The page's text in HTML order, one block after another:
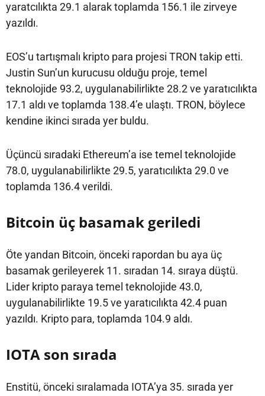
yaratcılıkta 29.1 alarak toplamda 156.1 ile zirveye
yazıldı.
EOS’u tartışmalı kripto para projesi TRON takip etti.
Justin Sun’un kurucusu olduğu proje, temel
teknolojide 93.2, uygulanabilirlikte 28.2 ve yaratıcılıkta
17.1 aldı ve toplamda 138.4’e ulaştı. TRON, böylece
kendine ikinci sırada yer buldu.
Üçüncü sıradaki Ethereum’a ise temel teknolojide
78.0, uygulanabilirlikte 29.5, yaratıcılıkta 29.0 ve
toplamda 136.4 verildi.
Bitcoin üç basamak geriledi
Öte yandan Bitcoin, önceki rapordan bu aya üç
basamak gerileyerek 11. sıradan 14. sıraya düştü.
Lider kripto paraya temel teknolojide 43.0,
uygulanabilirlikte 19.5 ve yaratıcılıkta 42.4 puan
yazıldı. Kripto para, toplamda 104.9 aldı.
IOTA son sırada
Enstitü, önceki sıralamada IOTA’ya 35. sırada yer